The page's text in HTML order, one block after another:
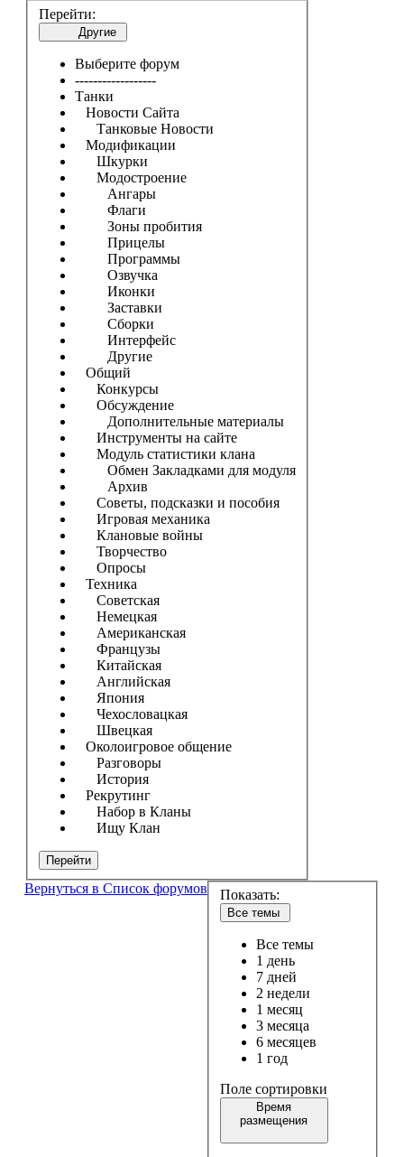
Перейти:
Другие
Выберите форум
------------------
Танки
Новости Сайта
Танковые Новости
Модификации
Шкурки
Модостроение
Ангары
Флаги
Зоны пробития
Прицелы
Программы
Озвучка
Иконки
Заставки
Сборки
Интерфейс
Другие
Общий
Конкурсы
Обсуждение
Дополнительные материалы
Инструменты на сайте
Модуль статистики клана
Обмен Закладками для модуля
Архив
Советы, подсказки и пособия
Игровая механика
Клановые войны
Творчество
Опросы
Техника
Советская
Немецкая
Американская
Французы
Китайская
Английская
Япония
Чехословацкая
Швецкая
Околоигровое общение
Разговоры
История
Рекрутинг
Набор в Кланы
Ищу Клан
Перейти
Вернуться в Список форумов Показать:
Все темы
Все темы
1 день
7 дней
2 недели
1 месяц
3 месяца
6 месяцев
1 год
Поле сортировки
Время
размещения